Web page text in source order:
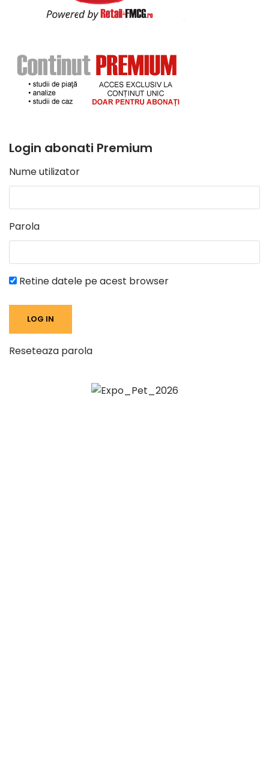
Login abonati Premium
Nume utilizator
Parola
Retine datele pe acest browser
Reseteaza parola